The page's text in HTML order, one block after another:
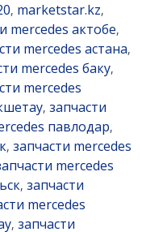
, marketstar.kz,
mercedes актобе,
mercedes астана,
mercedes баку,
mercedes
, запчасти
павлодар,
, запчасти mercedes
mercedes
, запчасти
mercedes
, запчасти